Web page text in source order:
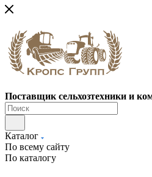
Поставщик сельхозтехники и
Каталог
По всему сайту
По каталогу